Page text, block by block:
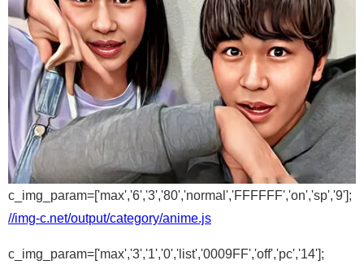
c_img_param=['max','6','3','80','normal','FFFFFF','on','sp','9'];
//img-c.net/output/category/anime.js
c_img_param=['max','3','1','0','list','0009FF','off','pc','14'];